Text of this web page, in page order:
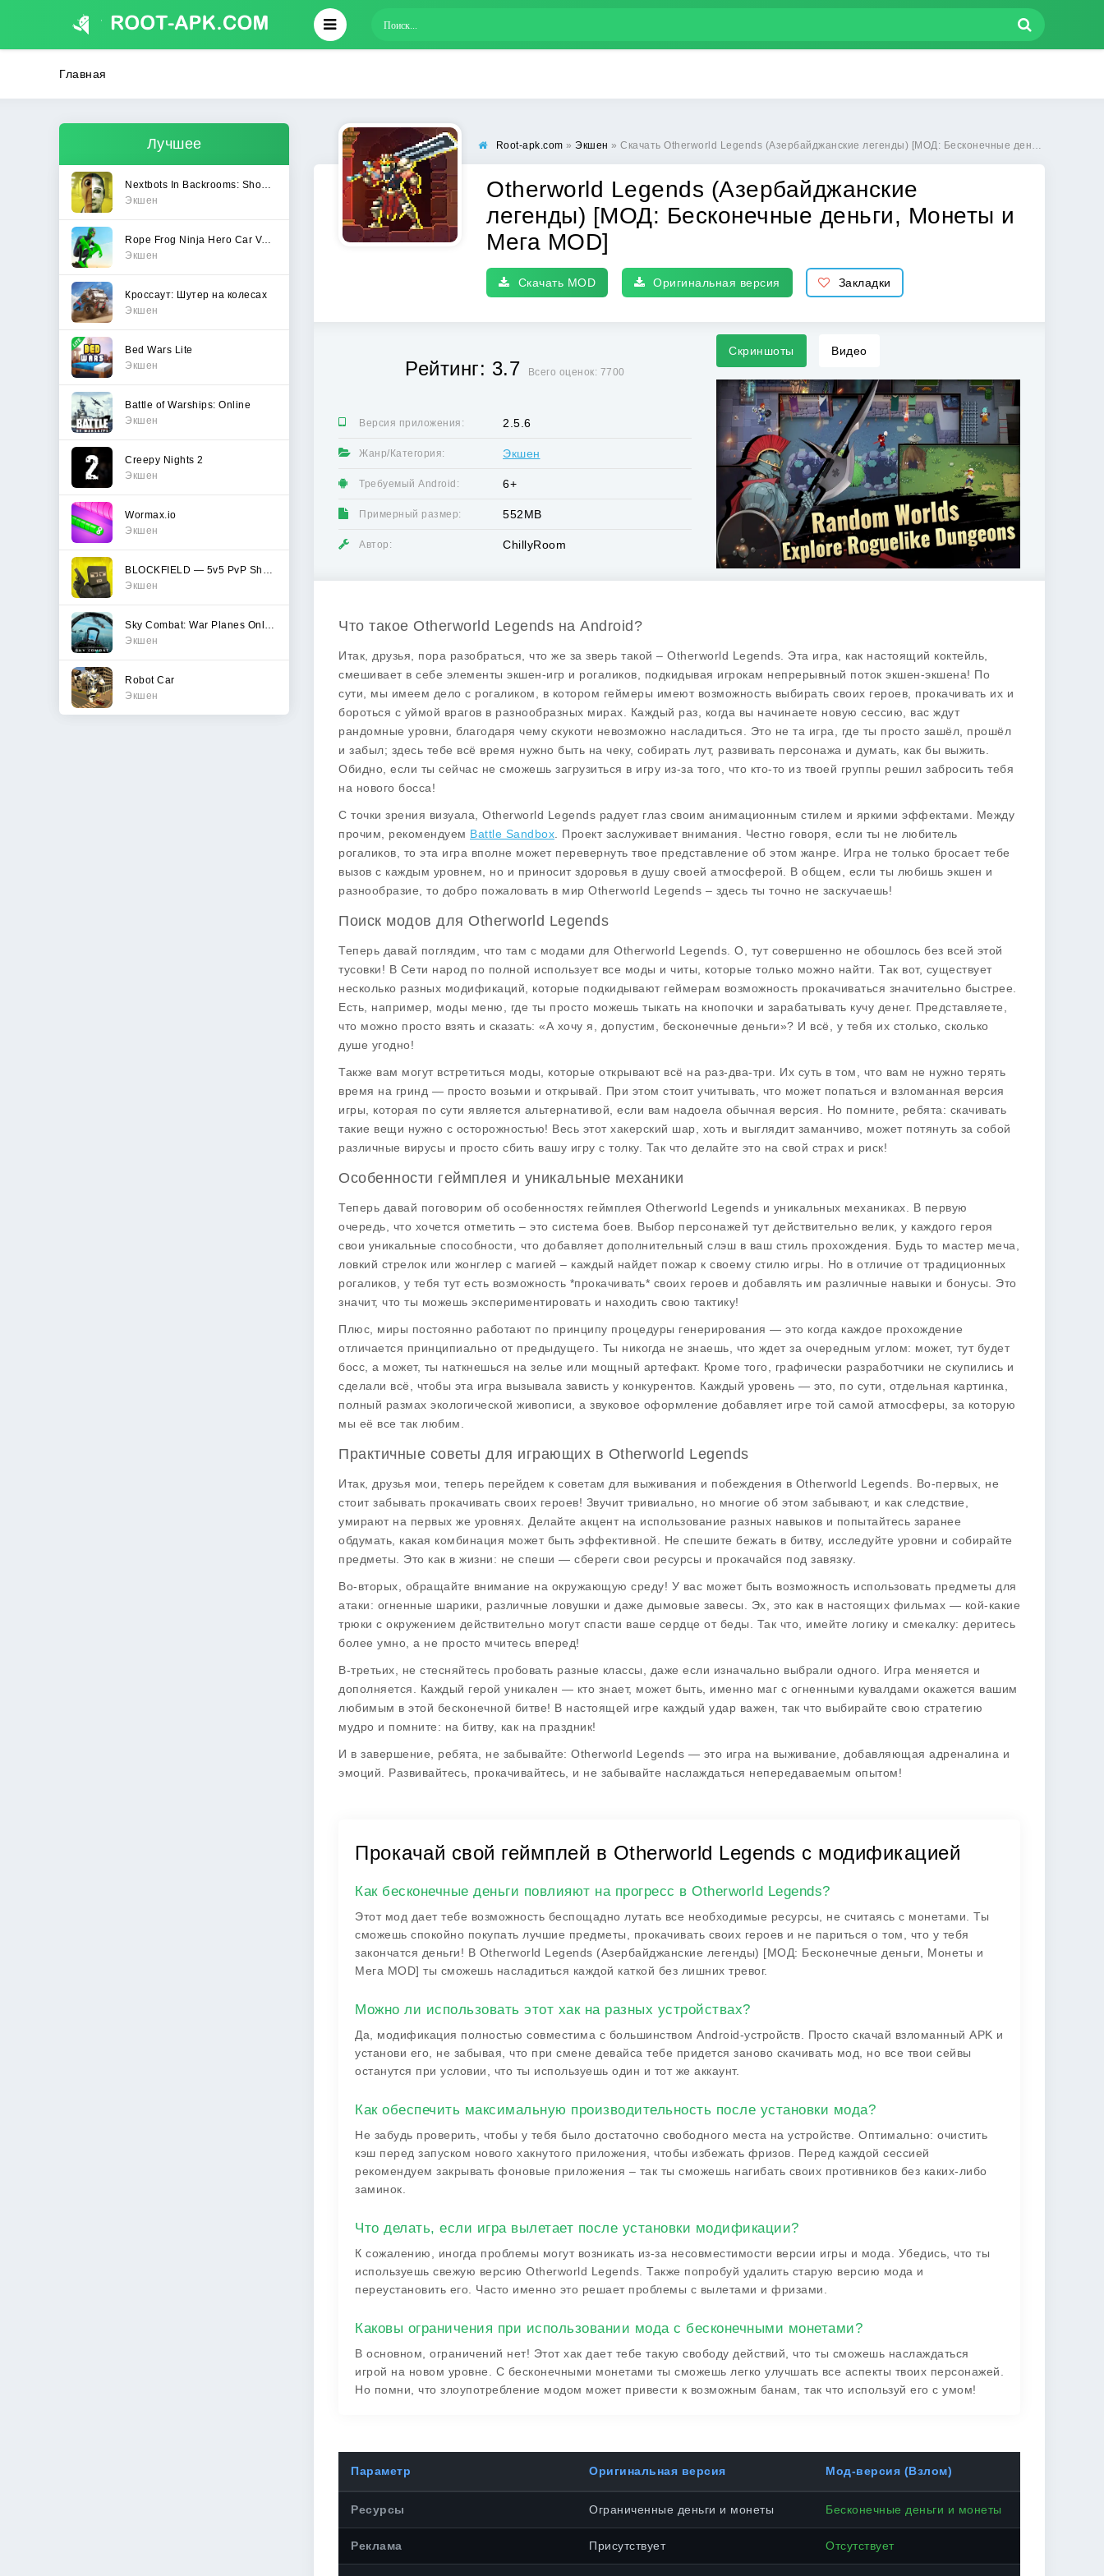
Главная
Лучшее
Экшен
Rope Frog Ninja Hero Car Vegas
Экшен
Кроссаут: Шутер на колесах
Экшен
Bed Wars Lite
Экшен
Battle of Warships: Online
Экшен
Creepy Nights 2
Экшен
Wormax.io
Экшен
Экшен
Экшен
Robot Car
Экшен
Root-apk.com » Экшен » Скачать Otherworld Legends (Азербайджанские легенды) [МОД: Бесконечные деньги, Монеты и Мега MOD] | Взлом Otherworld Legends на Андроид
Otherworld Legends (Азербайджанские
легенды) [МОД: Бесконечные деньги, Монеты и
Мега MOD]
Скачать MOD Оригинальная версия Закладки
Рейтинг: 3.7 Всего оценок: 7700
Версия приложения: 2.5.6
Жанр/Категория: Экшен
Требуемый Android: 6+
Примерный размер: 552MB
Автор: ChillyRoom
Скриншоты Видео
Что такое Otherworld Legends на Android?
Итак, друзья, пора разобраться, что же за зверь такой – Otherworld Legends . Эта игра, как настоящий коктейль,
смешивает в себе элементы экшен-игр и рогаликов, подкидывая игрокам непрерывный поток экшен-экшена! По
сути, мы имеем дело с рогаликом, в котором геймеры имеют возможность выбирать своих героев, прокачивать их и
бороться с уймой врагов в разнообразных мирах. Каждый раз, когда вы начинаете новую сессию, вас ждут
рандомные уровни, благодаря чему скукоти невозможно насладиться. Это не та игра, где ты просто зашёл, прошёл
и забыл; здесь тебе всё время нужно быть на чеку, собирать лут, развивать персонажа и думать, как бы выжить.
Обидно, если ты сейчас не сможешь загрузиться в игру из-за того, что кто-то из твоей группы решил забросить тебя
на нового босса!
С точки зрения визуала, Otherworld Legends радует глаз своим анимационным стилем и яркими эффектами. Между
прочим, рекомендуем Battle Sandbox . Проект заслуживает внимания. Честно говоря, если ты не любитель
рогаликов, то эта игра вполне может перевернуть твое представление об этом жанре. Игра не только бросает тебе
вызов с каждым уровнем, но и приносит здоровья в душу своей атмосферой. В общем, если ты любишь экшен и
разнообразие, то добро пожаловать в мир Otherworld Legends – здесь ты точно не заскучаешь!
Поиск модов для Otherworld Legends
Теперь давай поглядим, что там с модами для Otherworld Legends . О, тут совершенно не обошлось без всей этой
тусовки! В Сети народ по полной использует все моды и читы, которые только можно найти. Так вот, существует
несколько разных модификаций, которые подкидывают геймерам возможность прокачиваться значительно быстрее.
Есть, например, моды меню, где ты просто можешь тыкать на кнопочки и зарабатывать кучу денег. Представляете,
что можно просто взять и сказать: «А хочу я, допустим, бесконечные деньги»? И всё, у тебя их столько, сколько
душе угодно!
Также вам могут встретиться моды, которые открывают всё на раз-два-три. Их суть в том, что вам не нужно терять
время на гринд — просто возьми и открывай. При этом стоит учитывать, что может попаться и взломанная версия
игры, которая по сути является альтернативой, если вам надоела обычная версия. Но помните, ребята: скачивать
такие вещи нужно с осторожностью! Весь этот хакерский шар, хоть и выглядит заманчиво, может потянуть за собой
различные вирусы и просто сбить вашу игру с толку. Так что делайте это на свой страх и риск!
Особенности геймплея и уникальные механики
Теперь давай поговорим об особенностях геймплея Otherworld Legends и уникальных механиках. В первую
очередь, что хочется отметить – это система боев. Выбор персонажей тут действительно велик, у каждого героя
свои уникальные способности, что добавляет дополнительный слэш в ваш стиль прохождения. Будь то мастер меча,
ловкий стрелок или жонглер с магией – каждый найдет пожар к своему стилю игры. Но в отличие от традиционных
рогаликов, у тебя тут есть возможность *прокачивать* своих героев и добавлять им различные навыки и бонусы. Это
значит, что ты можешь экспериментировать и находить свою тактику!
Плюс, миры постоянно работают по принципу процедуры генерирования — это когда каждое прохождение
отличается принципиально от предыдущего. Ты никогда не знаешь, что ждет за очередным углом: может, тут будет
босс, а может, ты наткнешься на зелье или мощный артефакт. Кроме того, графически разработчики не скупились и
сделали всё, чтобы эта игра вызывала зависть у конкурентов. Каждый уровень — это, по сути, отдельная картинка,
полный размах экологической живописи, а звуковое оформление добавляет игре той самой атмосферы, за которую
мы её все так любим.
Практичные советы для играющих в Otherworld Legends
Итак, друзья мои, теперь перейдем к советам для выживания и побеждения в Otherworld Legends . Во-первых, не
стоит забывать прокачивать своих героев! Звучит тривиально, но многие об этом забывают, и как следствие,
умирают на первых же уровнях. Делайте акцент на использование разных навыков и попытайтесь заранее
обдумать, какая комбинация может быть эффективной. Не спешите бежать в битву, исследуйте уровни и собирайте
предметы. Это как в жизни: не спеши — сбереги свои ресурсы и прокачайся под завязку.
Во-вторых, обращайте внимание на окружающую среду! У вас может быть возможность использовать предметы для
атаки: огненные шарики, различные ловушки и даже дымовые завесы. Эх, это как в настоящих фильмах — кой-какие
трюки с окружением действительно могут спасти ваше сердце от беды. Так что, имейте логику и смекалку: деритесь
более умно, а не просто мчитесь вперед!
В-третьих, не стесняйтесь пробовать разные классы, даже если изначально выбрали одного. Игра меняется и
дополняется. Каждый герой уникален — кто знает, может быть, именно маг с огненными кувалдами окажется вашим
любимым в этой бесконечной битве! В настоящей игре каждый удар важен, так что выбирайте свою стратегию
мудро и помните: на битву, как на праздник!
И в завершение, ребята, не забывайте: Otherworld Legends — это игра на выживание, добавляющая адреналина и
эмоций. Развивайтесь, прокачивайтесь, и не забывайте наслаждаться непередаваемым опытом!
Прокачай свой геймплей в Otherworld Legends с модификацией
Как бесконечные деньги повлияют на прогресс в Otherworld Legends?
Этот мод дает тебе возможность беспощадно лутать все необходимые ресурсы, не считаясь с монетами. Ты
сможешь спокойно покупать лучшие предметы, прокачивать своих героев и не париться о том, что у тебя
закончатся деньги! В Otherworld Legends (Азербайджанские легенды) [МОД: Бесконечные деньги, Монеты и
Мега MOD] ты сможешь насладиться каждой каткой без лишних тревог.
Можно ли использовать этот хак на разных устройствах?
Да, модификация полностью совместима с большинством Android-устройств. Просто скачай взломанный APK и
установи его, не забывая, что при смене девайса тебе придется заново скачивать мод, но все твои сейвы
останутся при условии, что ты используешь один и тот же аккаунт.
Как обеспечить максимальную производительность после установки мода?
Не забудь проверить, чтобы у тебя было достаточно свободного места на устройстве. Оптимально: очистить
кэш перед запуском нового хакнутого приложения, чтобы избежать фризов. Перед каждой сессией
рекомендуем закрывать фоновые приложения – так ты сможешь нагибать своих противников без каких-либо
заминок.
Что делать, если игра вылетает после установки модификации?
К сожалению, иногда проблемы могут возникать из-за несовместимости версии игры и мода. Убедись, что ты
используешь свежую версию Otherworld Legends. Также попробуй удалить старую версию мода и
переустановить его. Часто именно это решает проблемы с вылетами и фризами.
Каковы ограничения при использовании мода с бесконечными монетами?
В основном, ограничений нет! Этот хак дает тебе такую свободу действий, что ты сможешь наслаждаться
игрой на новом уровне. С бесконечными монетами ты сможешь легко улучшать все аспекты твоих персонажей.
Но помни, что злоупотребление модом может привести к возможным банам, так что используй его с умом!
Параметр Оригинальная версия Мод-версия (Взлом)
Ресурсы Ограниченные деньги и монеты Бесконечные деньги и монеты
Реклама Присутствует Отсутствует